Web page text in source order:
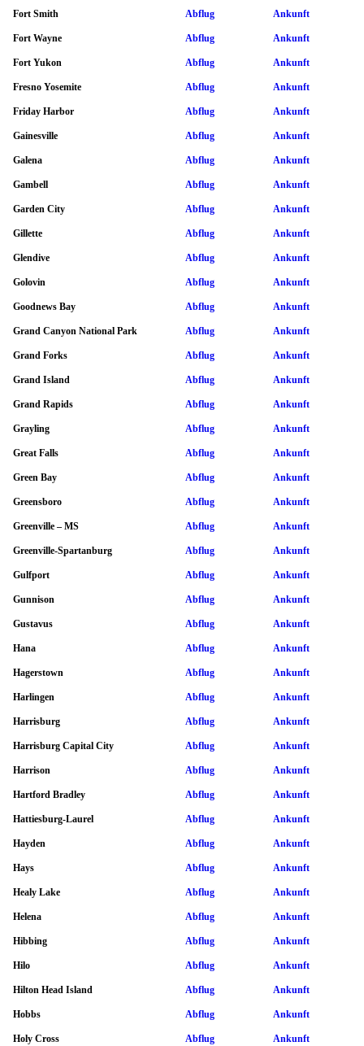
Fort Smith Abflug Ankunft
Fort Wayne Abflug Ankunft
Fort Yukon Abflug Ankunft
Fresno Yosemite Abflug Ankunft
Friday Harbor Abflug Ankunft
Gainesville Abflug Ankunft
Galena Abflug Ankunft
Gambell Abflug Ankunft
Garden City Abflug Ankunft
Gillette Abflug Ankunft
Glendive Abflug Ankunft
Golovin Abflug Ankunft
Goodnews Bay Abflug Ankunft
Grand Canyon National Park Abflug Ankunft
Grand Forks Abflug Ankunft
Grand Island Abflug Ankunft
Grand Rapids Abflug Ankunft
Grayling Abflug Ankunft
Great Falls Abflug Ankunft
Green Bay Abflug Ankunft
Greensboro Abflug Ankunft
Greenville – MS Abflug Ankunft
Greenville-Spartanburg Abflug Ankunft
Gulfport Abflug Ankunft
Gunnison Abflug Ankunft
Gustavus Abflug Ankunft
Hana Abflug Ankunft
Hagerstown Abflug Ankunft
Harlingen Abflug Ankunft
Harrisburg Abflug Ankunft
Harrisburg Capital City Abflug Ankunft
Harrison Abflug Ankunft
Hartford Bradley Abflug Ankunft
Hattiesburg-Laurel Abflug Ankunft
Hayden Abflug Ankunft
Hays Abflug Ankunft
Healy Lake Abflug Ankunft
Helena Abflug Ankunft
Hibbing Abflug Ankunft
Hilo Abflug Ankunft
Hilton Head Island Abflug Ankunft
Hobbs Abflug Ankunft
Holy Cross Abflug Ankunft